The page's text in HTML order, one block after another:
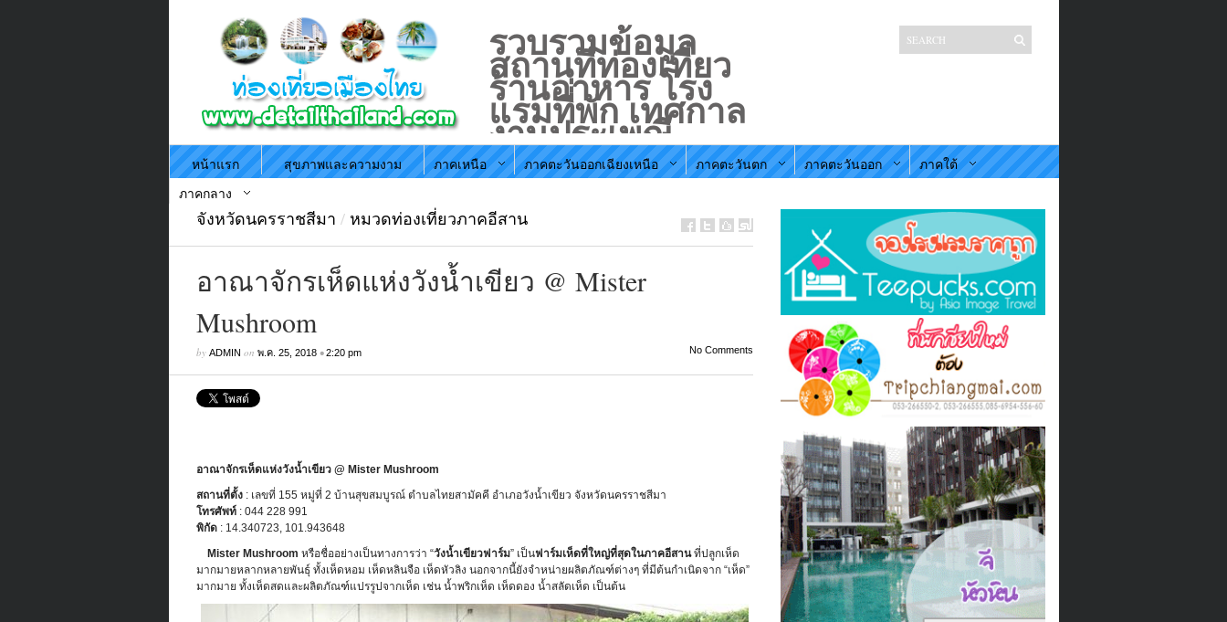
รวบรวมข้อมูล
สถานที่ท่องเที่ยว
ร้านอาหาร โรง
แรมที่่พัก เทศกาล
งานประเพณี
ประจำท้องถิ่น
ตามภูมิภาคใน
ประะเทศไทย
หน้าแรก สุขภาพและความงาม ภาคเหนือ ภาคตะวันออกเฉียงเหนือ ภาคตะวันตก ภาคตะวันออก
ภาคใต้
ภาคกลาง
จังหวัดนครราชสีมา / หมวดท่องเที่ยวภาคอีสาน
อาณาจักรเห็ดแห่งวังน้ำเขียว @ Mister
Mushroom
by ADMIN on พ.ค. 25, 2018•2:20 pm No Comments
อาณาจักรเห็ดแห่งวังน้ำเขียว @ Mister Mushroom
สถานที่ตั้ง: เลขที่ 155 หมู่ที่ 2 บ้านสุขสมบูรณ์ ตำบลไทยสามัคคี อำเภอวังน้ำเขียว จังหวัดนครราชสีมา
โทรศัพท์: 044 228 991
พิกัด: 14.340723, 101.943648
Mister Mushroom หรือชื่ออย่างเป็นทางการว่า “วังน้ำเขียวฟาร์ม” เป็นฟาร์มเห็ดที่ใหญ่ที่สุดในภาคอีสานที่ปลูกเห็ด
มากมายหลากหลายพันธุ์ ทั้งเห็ดหอม เห็ดหลินจือ เห็ดหัวลิง นอกจากนี้ยังจำหน่ายผลิตภัณฑ์ต่างๆ ที่มีต้นกำเนิดจาก “เห็ด”
มากมาย ทั้งเห็ดสดและผลิตภัณฑ์แปรรูปจากเห็ด เช่น น้ำพริกเห็ด เห็ดดอง น้ำสลัดเห็ด เป็นต้น